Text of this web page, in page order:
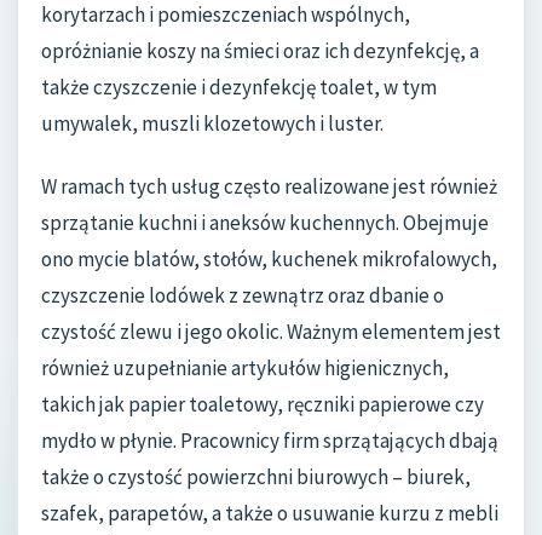
korytarzach i pomieszczeniach wspólnych,
opróżnianie koszy na śmieci oraz ich dezynfekcję, a
także czyszczenie i dezynfekcję toalet, w tym
umywalek, muszli klozetowych i luster.
W ramach tych usług często realizowane jest również
sprzątanie kuchni i aneksów kuchennych. Obejmuje
ono mycie blatów, stołów, kuchenek mikrofalowych,
czyszczenie lodówek z zewnątrz oraz dbanie o
czystość zlewu i jego okolic. Ważnym elementem jest
również uzupełnianie artykułów higienicznych,
takich jak papier toaletowy, ręczniki papierowe czy
mydło w płynie. Pracownicy firm sprzątających dbają
także o czystość powierzchni biurowych – biurek,
szafek, parapetów, a także o usuwanie kurzu z mebli